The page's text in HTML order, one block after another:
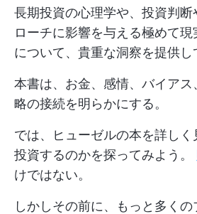
長期投資の心理学や、投資判
ローチに影響を与える極めて現
について、貴重な洞察を提供し
本書は、お金、感情、バイア
略の接続を明らかにする。
では、ヒューゼルの本を詳しく
投資するのかを探ってみよう。
けではない。
しかしその前に、もっと多く